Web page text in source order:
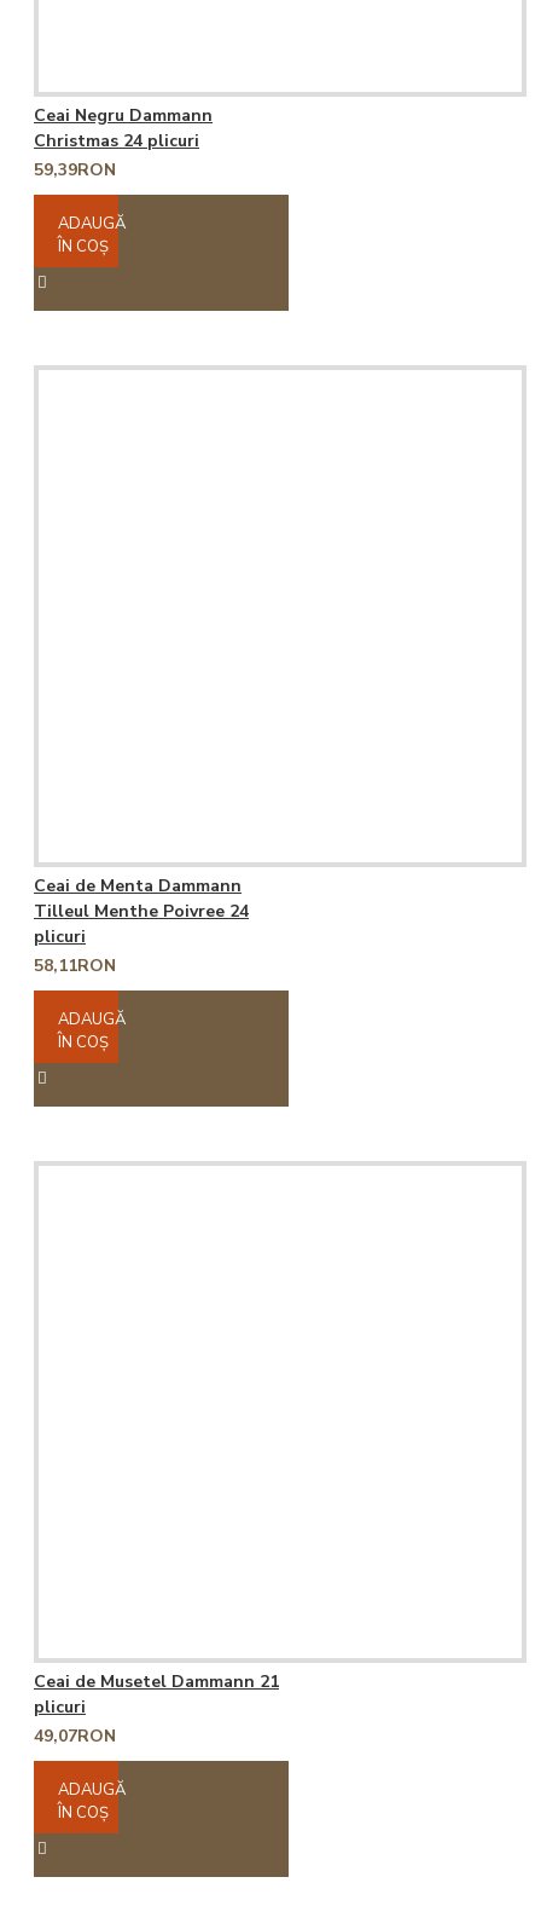
Ceai Negru Dammann
Christmas 24 plicuri
59,39RON
ADAUGĂ
ÎN COŞ
Ceai de Menta Dammann
Tilleul Menthe Poivree 24
plicuri
58,11RON
ADAUGĂ
ÎN COŞ
Ceai de Musetel Dammann 21
plicuri
49,07RON
ADAUGĂ
ÎN COŞ